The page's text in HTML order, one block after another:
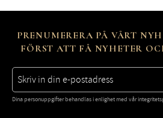
PRENUMERERA PÅ VÅRT
FÖRST ATT FÅ NYHETER
Dina personuppgifter behandlas i enlighet med vår